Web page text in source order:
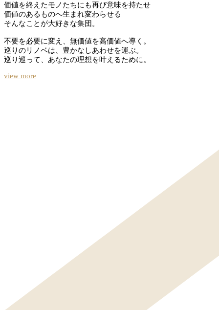
価値を終えたモノたちにも再び意味を持たせ
価値のあるものへ生まれ変わらせる
そんなことが大好きな集団。
不要を必要に変え、無価値を高価値へ導く。
巡りのリノベは、豊かなしあわせを運ぶ。
巡り巡って、あなたの理想を叶えるために。
view more